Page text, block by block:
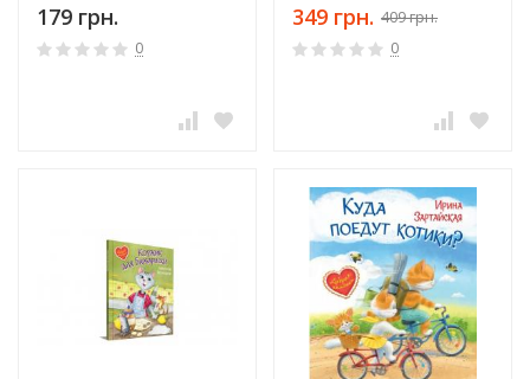
179 грн.
0
349 грн. 409 грн.
0